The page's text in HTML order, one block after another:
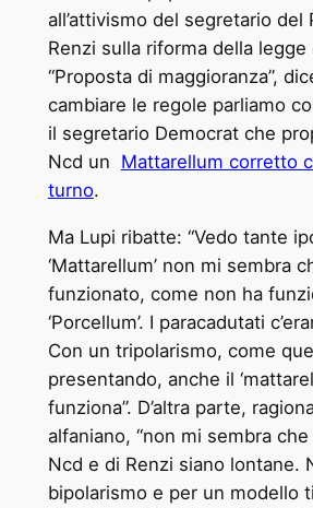
all’attivismo del segretario del
Renzi sulla riforma della
“Proposta di maggioranza”,
cambiare le regole parliamo
il segretario Democrat che
Ncd un Mattarellum corretto
turno.
Ma Lupi ribatte: “Vedo tante
‘Mattarellum’ non mi sembra
funzionato, come non ha
‘Porcellum’. I paracadutati
Con un tripolarismo, come
presentando, anche il
funziona”. D’altra parte,
alfaniano, “non mi sembra
Ncd e di Renzi siano lontane.
bipolarismo e per un modello